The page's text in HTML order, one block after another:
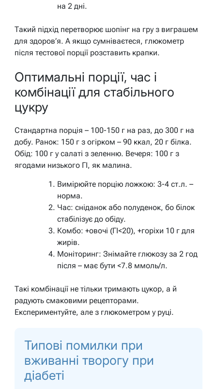
на 2 дні.
Такий підхід перетворює шопінг на гру з виграшем
для здоров’я. А якщо сумніваєтеся, глюкометр
після тестової порції розставить крапки.
Оптимальні порції, час і
комбінації для стабільного
цукру
Стандартна порція – 100-150 г на раз, до 300 г на
добу. Ранок: 150 г з огірком – 90 ккал, 20 г білка.
Обід: 100 г у салаті з зеленню. Вечеря: 100 г з
ягодами низького ГІ, як малина.
Вимірюйте порцію ложкою: 3-4 ст.л. –
норма.
Час: сніданок або полуденок, бо білок
стабілізує до обіду.
Комбо: +овочі (ГІ<20), +горіхи 10 г для
жирів.
Моніторинг: Знімайте глюкозу за 2 год
після – має бути <7.8 ммоль/л.
Такі комбінації не тільки тримають цукор, а й
радують смаковими рецепторами.
Експериментуйте, але з глюкометром у руці.
Типові помилки при
вживанні творогу при
діабеті